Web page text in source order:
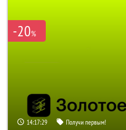
-20%
14:17:28 Получи первым!